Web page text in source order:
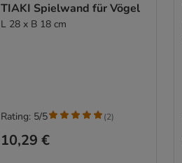
TIAKI Spielwand für Vögel
L 28 x B 18 cm
10,29 €
Rating: 5/5 (2)